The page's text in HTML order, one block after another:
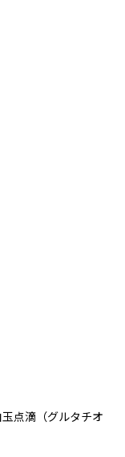
点滴（グルタチオ